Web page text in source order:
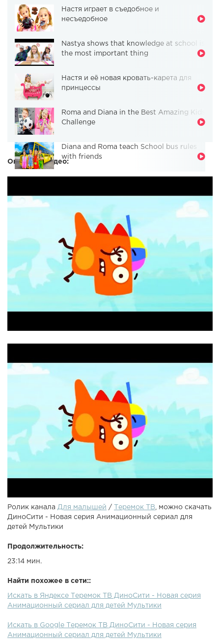
Настя играет в съедобное и
несъедобное
Nastya shows that knowledge at school is
the most important thing
Настя и её новая кровать-карета для
принцессы
Roma and Diana in the Best Amazing Kids
Challenge
Diana and Roma teach School bus rules
with friends
Описание видео:
Ролик канала Для малышей / Теремок ТВ , можно скачать
ДиноСити - Новая серия Анимационный сериал для
детей Мультики
Продолжительность:
23:14 мин.
Найти похожее в сети::
Искать в Яндексе Теремок ТВ ДиноСити - Новая серия
Анимационный сериал для детей Мультики
Искать в Google Теремок ТВ ДиноСити - Новая серия
Анимационный сериал для детей Мультики